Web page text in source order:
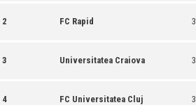
2 FC Rapid 3
3 Universitatea Craiova 3
4 FC Universitatea Cluj 3